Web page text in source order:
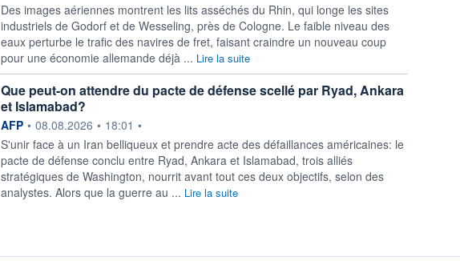
Des images aériennes montrent les lits asséchés du Rhin, qui longe les sites
industriels de Godorf et de Wesseling, près de Cologne. Le faible niveau des
eaux perturbe le trafic des navires de fret, faisant craindre un nouveau coup
pour une économie allemande déjà ... Lire la suite
Que peut-on attendre du pacte de défense scellé par Ryad, Ankara
et Islamabad?
information fournie par
AFP • 08.08.2026 • 18:01 •
S'unir face à un Iran belliqueux et prendre acte des défaillances américaines: le
pacte de défense conclu entre Ryad, Ankara et Islamabad, trois alliés
stratégiques de Washington, nourrit avant tout ces deux objectifs, selon des
analystes. Alors que la guerre au ... Lire la suite